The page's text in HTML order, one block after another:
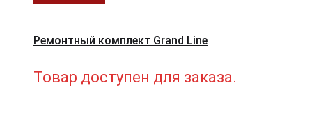
Ремонтный комплект Grand Line
Товар доступен для заказа.